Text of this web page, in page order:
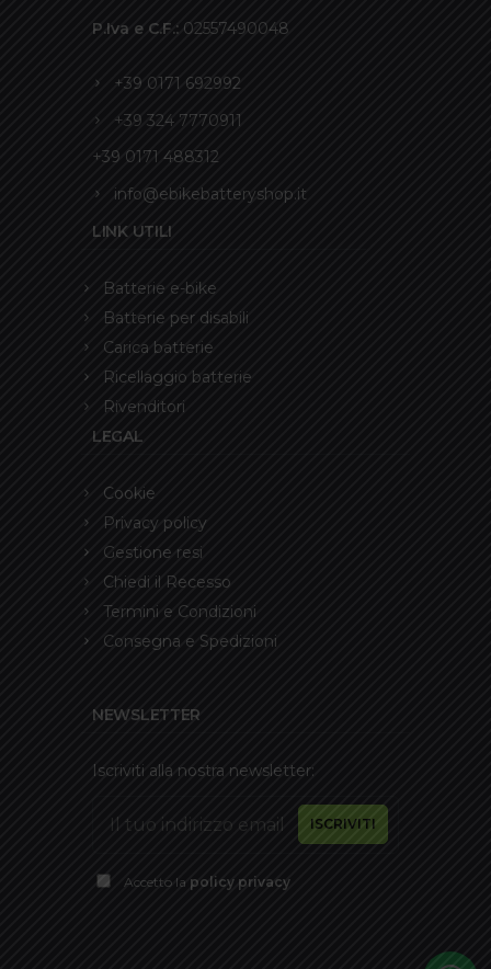
P.Iva e C.F.: 02557490048
+39 0171 692992
+39 324 7770911
+39 0171 488312
info@ebikebatteryshop.it
LINK UTILI
Batterie e-bike
Batterie per disabili
Carica batterie
Ricellaggio batterie
Rivenditori
LEGAL
Cookie
Privacy policy
Gestione resi
Chiedi il Recesso
Termini e Condizioni
Consegna e Spedizioni
NEWSLETTER
Iscriviti alla nostra newsletter:
Accetto la policy privacy